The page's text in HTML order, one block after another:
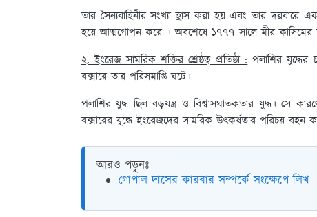
তার সৈন্যবাহিনীর সংখ্যা হ্রাস করা হয় এবং তার দরবারে
হয়ে আত্মগোপন করে । অবশেষে ১৭৭৭ সালে মীর কাসিমের
২. ইংরেজ সামরিক শক্তির শ্রেষ্ঠত্ব প্রতিষ্ঠা :পলাশির যুদ্ধের
বক্সারে তার পরিসমাপ্তি ঘটে।
পলাশির যুদ্ধ ছিল বড়যন্ত্র ও বিশ্বাসঘাতকতার যুদ্ধ। সে
বক্সারের যুদ্ধে ইংরেজদের সামরিক উৎকর্ষতার পরিচয় বহন
আরও পড়ুনঃ
গোপাল দাসের কারবার সম্পর্কে সংক্ষেপে লিখ